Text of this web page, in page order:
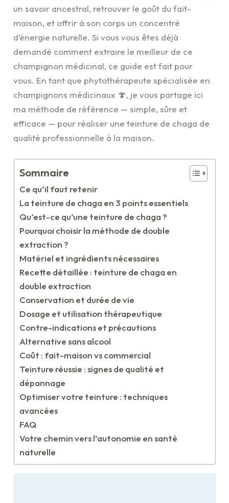
un savoir ancestral, retrouver le goût du fait-
maison, et offrir à son corps un concentré
d’énergie naturelle. Si vous vous êtes déjà
demandé comment extraire le meilleur de ce
champignon médicinal, ce guide est fait pour
vous. En tant que phytothérapeute spécialisée en
champignons médicinaux 🍄, je vous partage ici
ma méthode de référence — simple, sûre et
efficace — pour réaliser une teinture de chaga de
qualité professionnelle à la maison.
Sommaire
Ce qu’il faut retenir
La teinture de chaga en 3 points essentiels
Qu’est-ce qu’une teinture de chaga ?
Pourquoi choisir la méthode de double
extraction ?
Matériel et ingrédients nécessaires
Recette détaillée : teinture de chaga en
double extraction
Conservation et durée de vie
Dosage et utilisation thérapeutique
Contre-indications et précautions
Alternative sans alcool
Coût : fait-maison vs commercial
Teinture réussie : signes de qualité et
dépannage
Optimiser votre teinture : techniques
avancées
FAQ
Votre chemin vers l’autonomie en santé
naturelle